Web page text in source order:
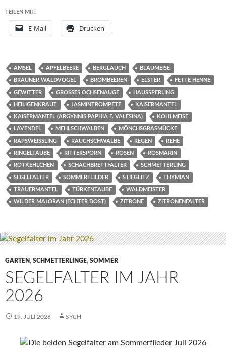
TEILEN MIT:
E-Mail Drucken
AMSEL APFELBEERE BERGLAUCH BLAUMEISE
BRAUNER WALDVOGEL BROMBEEREN ELSTER FETTE HENNE
GEWITTER GROSSES OCHSENAUGE HAUSSPERLING
HEILIGENKRAUT JASMINTROMPETE KAISERMANTEL
KAISERMANTEL (ARGYNNIS PAPHIA F. VALESINA) KOHLMEISE
LAVENDEL MEHLSCHWALBEN MÖNCHSGRASMÜCKE
RAPSWEISSLING RAUCHSCHWALBE REGEN REHE
RINGELTAUBE RITTERSPORN ROSEN ROSMARIN
ROTKEHLCHEN SCHACHBRETTFALTER SCHMETTERLING
SEGELFALTER SOMMERFLIEDER STIEGLITZ THYMIAN
TRAUERMANTEL TÜRKENTAUBE WALDMEISTER
WILDER MAJORAN (ECHTER DOST) ZITRONE ZITRONENFALTER
GARTEN, SCHMETTERLINGE, SOMMER
SEGELFALTER IM JAHR
2026
19. JULI 2026 SYCH